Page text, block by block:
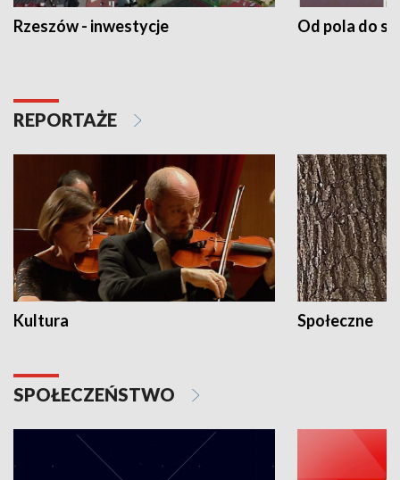
Rzeszów - inwestycje Od pola do
REPORTAŻE
Kultura Społeczne
SPOŁECZEŃSTWO